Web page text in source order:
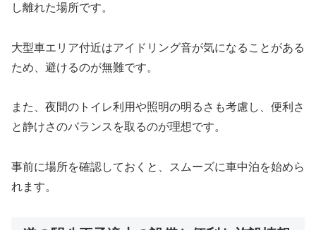
し離れた場所です。
大型車エリア付近はアイドリング音が気になることがある
ため、避けるのが無難です。
また、夜間のトイレ利用や照明の明るさも考慮し、便利さ
と静けさのバランスを取るのが理想です。
事前に場所を確認しておくと、スムーズに車中泊を始めら
れます。